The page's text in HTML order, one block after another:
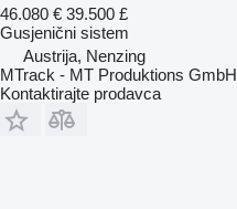
46.080 € 39.500 £
Gusjenični sistem
Austrija, Nenzing
MTrack - MT Produktions GmbH
Kontaktirajte prodavca